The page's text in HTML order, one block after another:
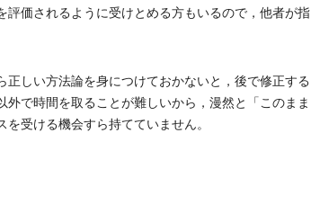
価されるように受けとめる方もいるので，他者が指
しい方法論を身につけておかないと，後で修正する
で時間を取ることが難しいから，漫然と「このまま
受ける機会すら持てていません。